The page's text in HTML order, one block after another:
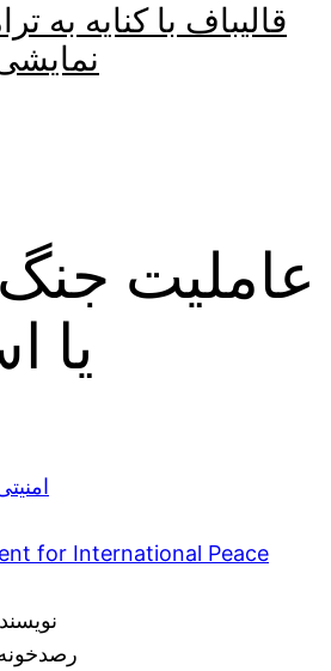
قالیباف با کنایه به
عاملیت
یا
for International Peace